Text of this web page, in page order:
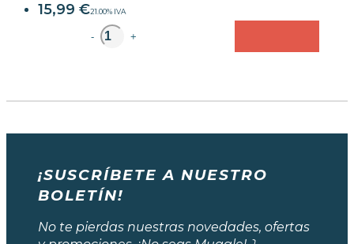
15,99 €21.00% IVA
- +
¡SUSCRÍBETE A NUESTRO
BOLETÍN!
No te pierdas nuestras novedades, ofertas